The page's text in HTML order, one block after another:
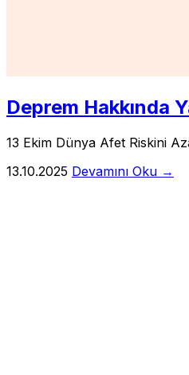
Deprem Hakkında
13 Ekim Dünya Afet Riskini
13.10.2025 Devamını Oku →